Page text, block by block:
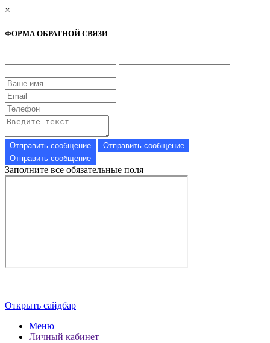
×
ФОРМА ОБРАТНОЙ СВЯЗИ
Заполните все обязательные поля
Открыть сайдбар
Меню
Личный кабинет